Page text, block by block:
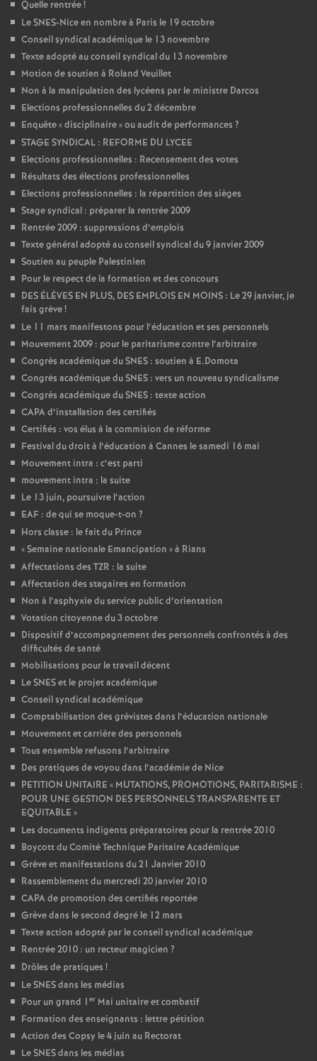
Quelle rentrée!
Le SNES-Nice en nombre à Paris le 19 octobre
Conseil syndical académique le 13 novembre
Texte adopté au conseil syndical du 13 novembre
Motion de soutien à Roland Veuillet
Non à la manipulation des lycéens par le ministre Darcos
Elections professionnelles du 2 décembre
Enquête «disciplinaire» ou audit de performances ?
STAGE SYNDICAL : REFORME DU LYCEE
Elections professionnelles : Recensement des votes
Résultats des élections professionnelles
Elections professionnelles : la répartition des sièges
Stage syndical : préparer la rentrée 2009
Rentrée 2009 : suppressions d’emplois
Texte général adopté au conseil syndical du 9 janvier 2009
Soutien au peuple Palestinien
Pour le respect de la formation et des concours
DES ÉLÈVES EN PLUS, DES EMPLOIS EN MOINS : Le 29 janvier, je
fais grève!
Le 11 mars manifestons pour l’éducation et ses personnels
Mouvement 2009 : pour le paritarisme contre l’arbitraire
Congrès académique du SNES : soutien à E.Domota
Congrès académique du SNES : vers un nouveau syndicalisme
Congrès académique du SNES : texte action
CAPA d’installation des certifiés
Certifiés : vos élus à la commision de réforme
Festival du droit à l’éducation à Cannes le samedi 16 mai
Mouvement intra : c’est parti
mouvement intra : la suite
Le 13 juin, poursuivre l’action
EAF : de qui se moque-t-on ?
Hors classe : le fait du Prince
«Semaine nationale Emancipation » à Rians
Affectations des TZR : la suite
Affectation des stagaires en formation
Non à l’asphyxie du service public d’orientation
Votation citoyenne du 3 octobre
Dispositif d’accompagnement des personnels confrontés à des
difficultés de santé
Mobilisations pour le travail décent
Le SNES et le projet académique
Conseil syndical académique
Comptabilisation des grévistes dans l’éducation nationale
Mouvement et carrière des personnels
Tous ensemble refusons l’arbitraire
Des pratiques de voyou dans l’académie de Nice
PETITION UNITAIRE « MUTATIONS, PROMOTIONS, PARITARISME :
POUR UNE GESTION DES PERSONNELS TRANSPARENTE ET
EQUITABLE »
Les documents indigents préparatoires pour la rentrée 2010
Boycott du Comité Technique Paritaire Académique
Grève et manifestations du 21 Janvier 2010
Rassemblement du mercredi 20 janvier 2010
CAPA de promotion des certifiés reportée
Grève dans le second degré le 12 mars
Texte action adopté par le conseil syndical académique
Rentrée 2010 : un recteur magicien ?
Drôles de pratiques !
Le SNES dans les médias
Pour un grand 1 er Mai unitaire et combatif
Formation des enseignants : lettre pétition
Action des Copsy le 4 juin au Rectorat
Le SNES dans les médias